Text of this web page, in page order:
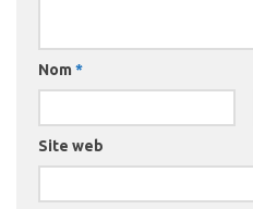
Nom *
Site web